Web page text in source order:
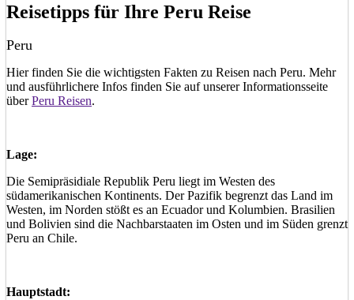
Reisetipps für Ihre Peru Reise
Peru
Hier finden Sie die wichtigsten Fakten zu Reisen nach Peru. Mehr
und ausführlichere Infos finden Sie auf unserer Informationsseite
überPeru Reisen.
Lage:
Die Semipräsidiale Republik Peru liegt im Westen des
südamerikanischen Kontinents. Der Pazifik begrenzt das Land im
Westen, im Norden stößt es an Ecuador und Kolumbien. Brasilien
und Bolivien sind die Nachbarstaaten im Osten und im Süden grenzt
Peru an Chile.
Hauptstadt: